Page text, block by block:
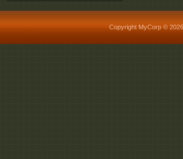
Copyright MyCorp © 2026